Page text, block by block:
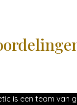
is een team van